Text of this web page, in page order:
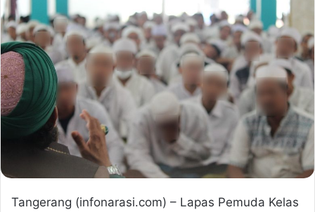
Tangerang (infonarasi.com) – Lapas Pemuda Kelas